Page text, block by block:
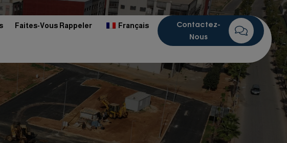
Faites-Vous Rappeler Français
Contactez-
Nous